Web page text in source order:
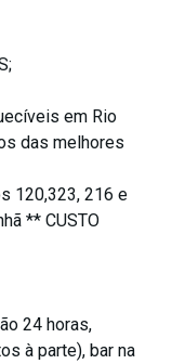
em Rio
das melhores
120,323, 216 e
** CUSTO
24 horas,
à parte), bar na